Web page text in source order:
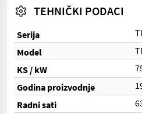
TEHNIČKI PODACI
Serija
Model
KS / kW
Godina proizvodnje
Radni sati